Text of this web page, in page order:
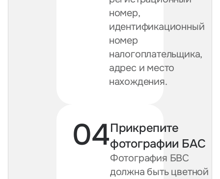
номер,
идентификационный
номер
налогоплательщика,
адрес и место
нахождения.
04Прикрепите
фотографии БАС
Фотография БВС
должна быть цветной